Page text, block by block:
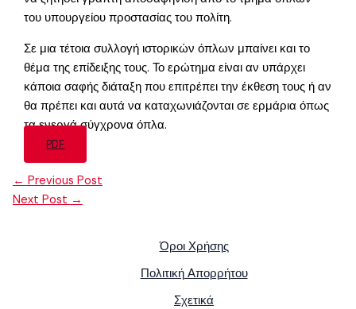
του υπουργείου προστασίας του πολίτη.
Σε μια τέτοια συλλογή ιστορικών όπλων μπαίνει και το
θέμα της επίδειξης τους. Το ερώτημα είναι αν υπάρχει
κάποια σαφής διάταξη που επιτρέπει την έκθεση τους ή αν
θα πρέπει και αυτά να καταχωνιάζονται σε ερμάρια όπως
τα ενεργά σύγχρονα όπλα.
PDF
← Previous Post
Next Post →
Όροι Χρήσης
Πολιτική Απορρήτου
Σχετικά